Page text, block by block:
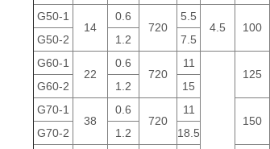
G50-1
14
0.6
720
5.5
4.5
100
G50-2
1.2
7.5
G60-1
22
0.6
720
11
125
G60-2
1.2
15
G70-1
38
0.6
720
11
150
G70-2
1.2
18.5